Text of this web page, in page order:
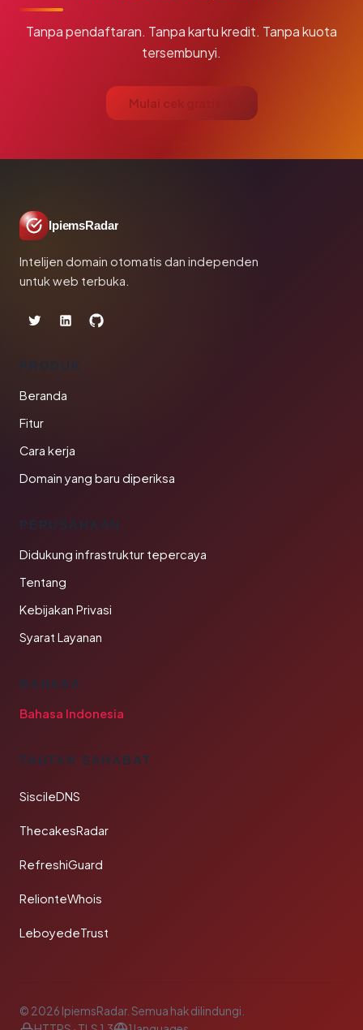
Tanpa pendaftaran. Tanpa kartu kredit. Tanpa kuota
tersembunyi.
Mulai cek gratis →
IpiemsRadar
Intelijen domain otomatis dan independen
untuk web terbuka.
PRODUK
Beranda
Fitur
Cara kerja
Domain yang baru diperiksa
PERUSAHAAN
Didukung infrastruktur tepercaya
Tentang
Kebijakan Privasi
Syarat Layanan
BAHASA
Bahasa Indonesia
TAUTAN SAHABAT
SiscileDNS
ThecakesRadar
RefreshiGuard
RelionteWhois
LeboyedeTrust
© 2026 IpiemsRadar. Semua hak dilindungi.